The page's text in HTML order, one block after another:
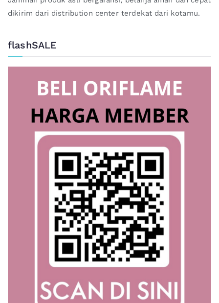
dikirim dari distribution center terdekat dari kotamu.
flashSALE